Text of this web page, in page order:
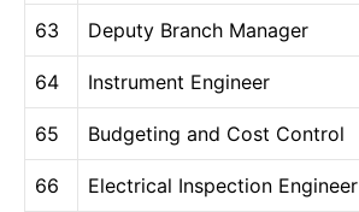
63 Deputy Branch Manager
64 Instrument Engineer
65 Budgeting and Cost Control
66 Electrical Inspection Engineer